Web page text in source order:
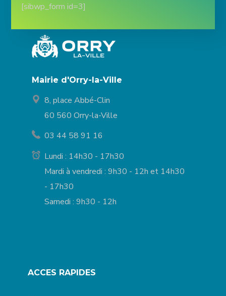
[sibwp_form id=3]
Mairie d'Orry-la-Ville
8, place Abbé-Clin
60 560 Orry-la-Ville
03 44 58 91 16
Lundi : 14h30 - 17h30
Mardi à vendredi : 9h30 - 12h et 14h30
- 17h30
Samedi : 9h30 - 12h
ACCES RAPIDES